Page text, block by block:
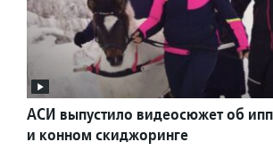
АСИ выпустило видеосюжет об
и конном скиджоринге